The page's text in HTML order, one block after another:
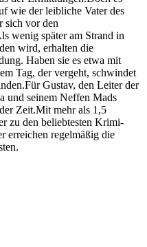
wie der leibliche Vater des
sich vor den
wenig später am Strand in
wird, erhalten die
Haben sie es etwa mit
Tag, der vergeht, schwindet
Gustav, den Leiter der
und seinem Neffen Mads
Zeit.Mit mehr als 1,5
zu den beliebtesten Krimi-
erreichen regelmäßig die